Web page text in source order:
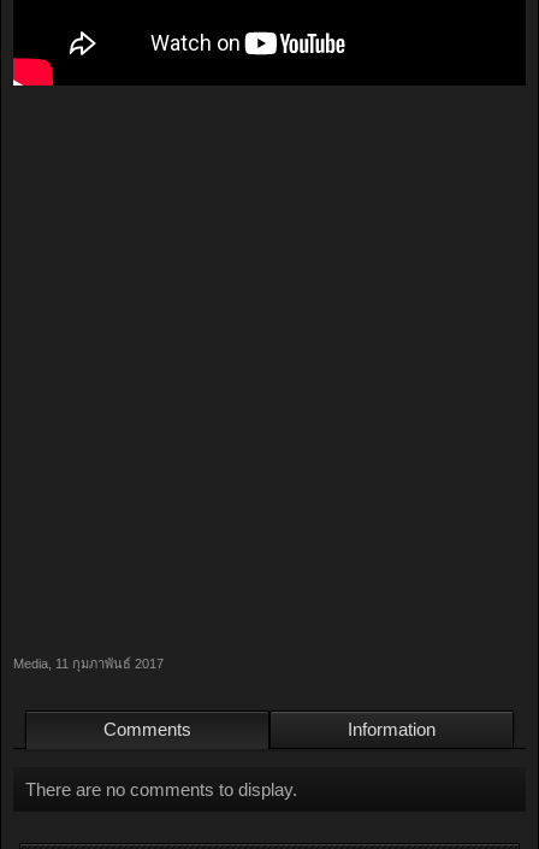
Media 11 กุมภาพันธ์ 2017
Comments Information
There are no comments to display.